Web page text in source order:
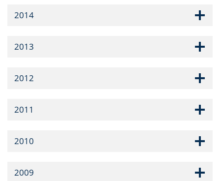
2014
2013
2012
2011
2010
2009